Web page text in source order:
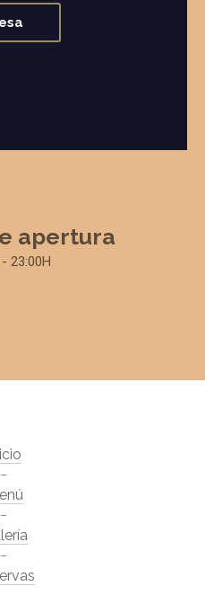
apertura
23:00H